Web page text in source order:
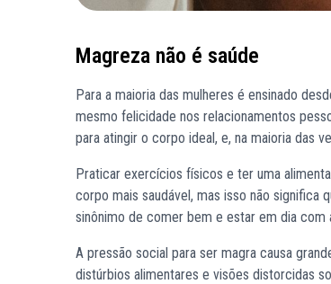
Magreza não é saúde
Para a maioria das mulheres é ensinado
mesmo felicidade nos relacionamentos
para atingir o corpo ideal, e, na maioria das
Praticar exercícios físicos e ter uma
corpo mais saudável, mas isso não significa
sinônimo de comer bem e estar em dia
A pressão social para ser magra causa
distúrbios alimentares e visões distorcidas